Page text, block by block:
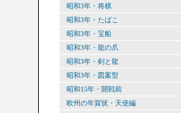
昭和3年・将棋
昭和3年・たばこ
昭和3年・宝船
昭和3年・龍の爪
昭和3年・剣と龍
昭和3年・図案型
昭和15年・開戦前
欧州の年賀状・天使編